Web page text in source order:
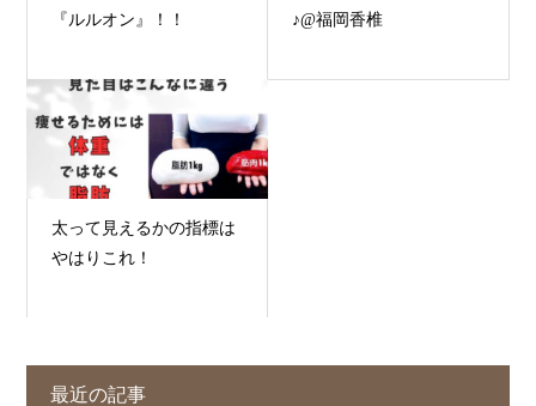
『ルルオン』！！ ♪@福岡香椎
太って見えるかの指標は
やはりこれ！
最近の記事